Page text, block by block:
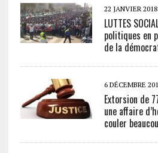
22 JANVIER 2018
LUTTES
politiques en
de la
6 DÉCEMBRE
Extorsion de
une affaire
couler